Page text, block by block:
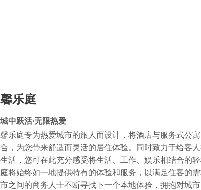
馨乐庭
城中跃活·无限热爱
馨乐庭专为热爱城市的旅人而设计，将酒店与服务式公
合，为您带来舒适而灵活的居住体验。同时致力于给客
生活，您可在此充分感受将生活、工作、娱乐相结合的
庭将始终如一地提供特有的体验和服务，以满足住客的
市之间的商务人士不断寻找下一个本地体验，拥抱对城市